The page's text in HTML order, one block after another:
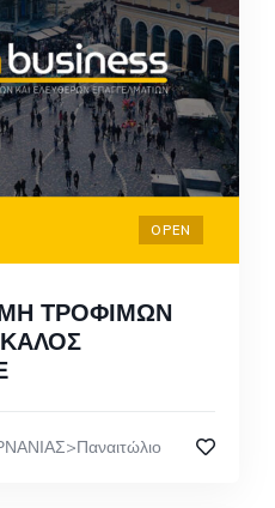
OPEN
ΤΡΟΦΙΜΩΝ